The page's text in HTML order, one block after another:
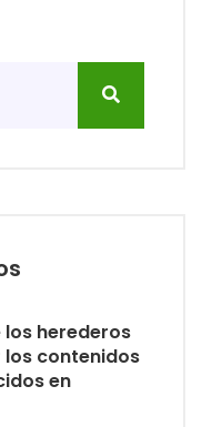
los herederos
contenidos
en